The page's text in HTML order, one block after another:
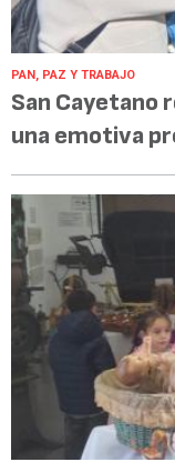
PAN, PAZ Y TRABAJO
San Cayetano
una emotiva